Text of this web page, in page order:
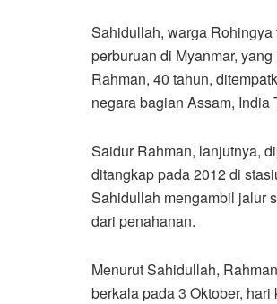
Sahidullah, warga
perburuan di Myanmar,
Rahman, 40 tahun,
negara bagian Assam, India
Saidur Rahman, lanjutnya,
ditangkap pada 2012 di
Sahidullah mengambil jalur
dari penahanan.
Menurut Sahidullah,
berkala pada 3 Oktober,